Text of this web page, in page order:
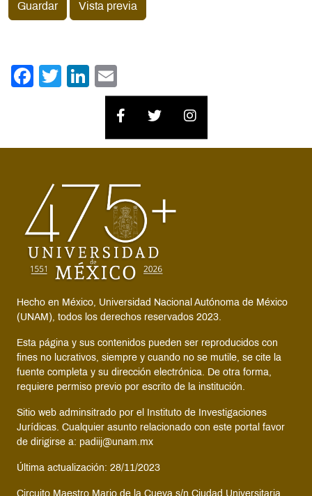
Guardar Vista previa
Facebook
TwitterLinkedIn
Hecho en México, Universidad Nacional Autónoma de México
(UNAM), todos los derechos reservados 2023.
Esta página y sus contenidos pueden ser reproducidos con
fines no lucrativos, siempre y cuando no se mutile, se cite la
fuente completa y su dirección electrónica. De otra forma,
requiere permiso previo por escrito de la institución.
Sitio web adminsitrado por el Instituto de Investigaciones
Jurídicas. Cualquier asunto relacionado con este portal favor
de dirigirse a: padiij@unam.mx
Última actualización: 28/11/2023
Circuito Maestro Mario de la Cueva s/n Ciudad Universitaria,